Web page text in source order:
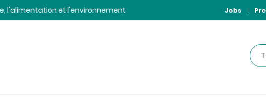
l'alimentation et l'environnement Jobs